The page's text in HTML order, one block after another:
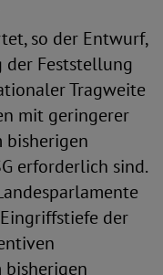
so der Entwurf,
der Feststellung
Tragweite
mit geringerer
bisherigen
erforderlich sind.
der
bisherigen